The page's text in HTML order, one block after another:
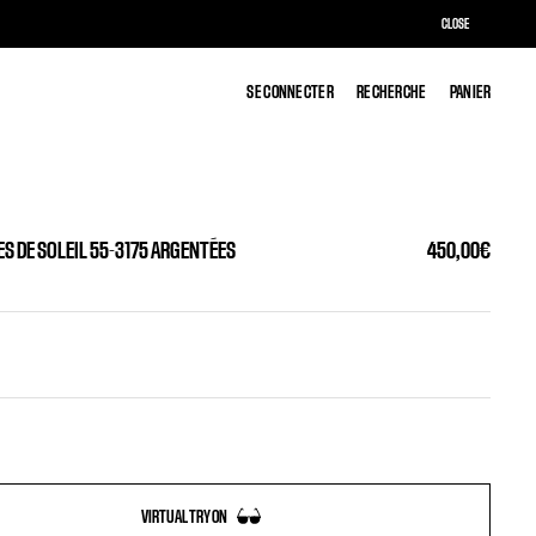
SE CONNECTER RECHERCHE PANIER
SE CONNECTER RECHERCHE PANIER
DE SOLEIL 55-3175 ARGENTÉES 450,00€
VIRTUAL TRY ON
CLOSE